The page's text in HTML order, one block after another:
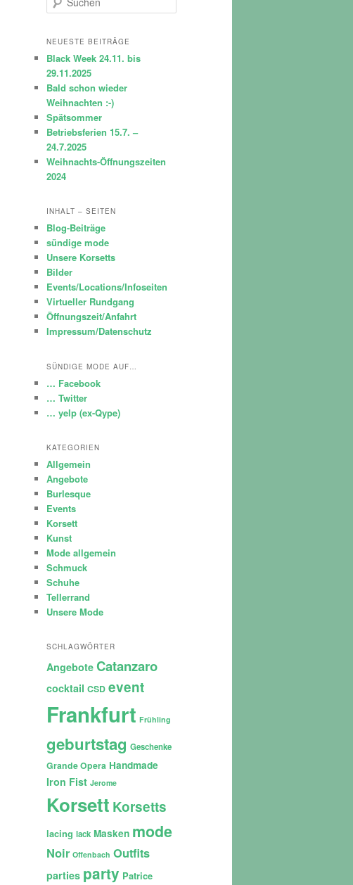
u
h
n
NEUESTE BEITRÄGE
Black Week 24.11. bis
29.11.2025
Bald schon wieder
Weihnachten :-)
Spätsommer
Betriebsferien 15.7. –
24.7.2025
Weihnachts-Öffnungszeiten
2024
INHALT – SEITEN
Blog-Beiträge
sündige mode
Unsere Korsetts
Bilder
Events/Locations/Infoseiten
Virtueller Rundgang
Öffnungszeit/Anfahrt
Impressum/Datenschutz
SÜNDIGE MODE AUF…
… Facebook
… Twitter
… yelp (ex-Qype)
KATEGORIEN
Allgemein
Angebote
Burlesque
Events
Korsett
Kunst
Mode allgemein
Schmuck
Schuhe
Tellerrand
Unsere Mode
SCHLAGWÖRTER
Angebote Catanzaro
cocktail CSD event
Frankfurt Frühling
geburtstag Geschenke
Grande Opera Handmade
Iron Fist Jerome
Korsett Korsetts
lacing lack Masken mode
Noir Offenbach Outfits
parties party Patrice